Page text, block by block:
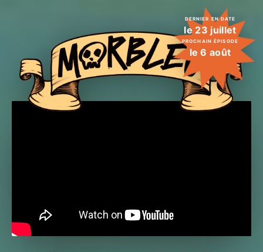
DERNIER EN DATE
le 23 juillet
PROCHAIN ÉPISODE
le 6 août